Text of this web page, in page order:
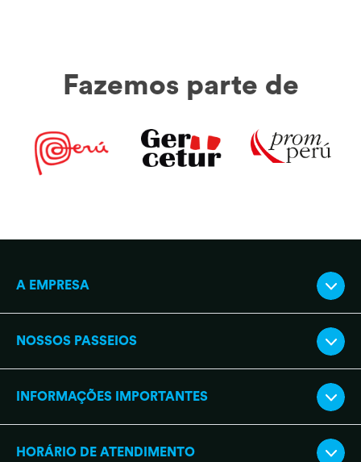
Fazemos parte de
A EMPRESA
NOSSOS PASSEIOS
INFORMAÇÕES IMPORTANTES
HORÁRIO DE ATENDIMENTO